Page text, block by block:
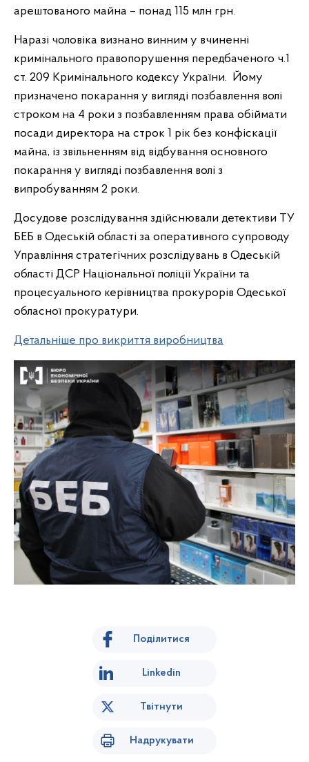
арештованого майна – понад 115 млн грн.
Наразі чоловіка визнано винним у вчиненні
кримінального правопорушення передбаченого ч.1
ст. 209 Кримінального кодексу України. Йому
призначено покарання у вигляді позбавлення волі
строком на 4 роки з позбавленням права обіймати
посади директора на строк 1 рік без конфіскації
майна, із звільненням від відбування основного
покарання у вигляді позбавлення волі з
випробуванням 2 роки.
Досудове розслідування здійснювали детективи ТУ
БЕБ в Одеській області за оперативного супроводу
Управління стратегічних розслідувань в Одеській
області ДСР Національної поліції України та
процесуального керівництва прокурорів Одеської
обласної прокуратури.
Детальніше про викриття виробництва
Поділитися
Linkedin
Твітнути
Надрукувати